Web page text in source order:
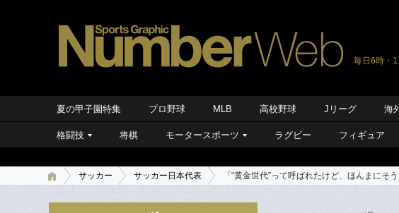
毎日6時・
夏の甲子園特集 プロ野球 MLB 高校野球 Jリーグ 海
格闘技 将棋 モータースポーツ ラグビー フィギュア
サッカー サッカー日本代表 「“黄金世代”って呼ばれたけど、ほんまに